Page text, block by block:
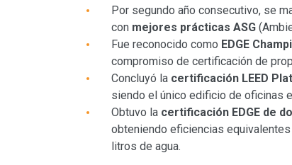
Por segundo año consecutivo, se
con mejores prácticas ASG
Fue reconocido como EDGE
compromiso de certificación de
Concluyó la certificación LEED
siendo el único edificio de oficinas
Obtuvo la certificación EDGE de
obteniendo eficiencias
litros de agua.